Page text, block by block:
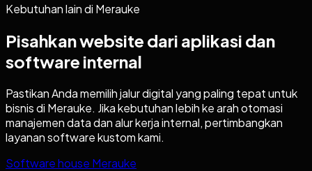
Kebutuhan lain di Merauke
Pisahkan website dari aplikasi dan
software internal
Pastikan Anda memilih jalur digital yang paling tepat untuk
bisnis di Merauke. Jika kebutuhan lebih ke arah otomasi
manajemen data dan alur kerja internal, pertimbangkan
layanan software kustom kami.
Software house Merauke